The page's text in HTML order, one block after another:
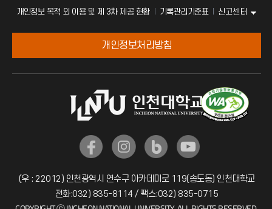
개인정보 목적 외 이용 및 제 3차 제공 현황
기록관리기준표 신고센터
개인정보처리방침
(우 : 22012) 인천광역시 연수구 아카데미로 119(송도동) 인천대학교
전화:032) 835-8114 / 팩스:032) 835-0715